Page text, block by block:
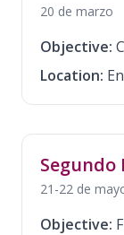
20 de marzo
Objective:
Location:
Segundo
21-22 de
Objective: